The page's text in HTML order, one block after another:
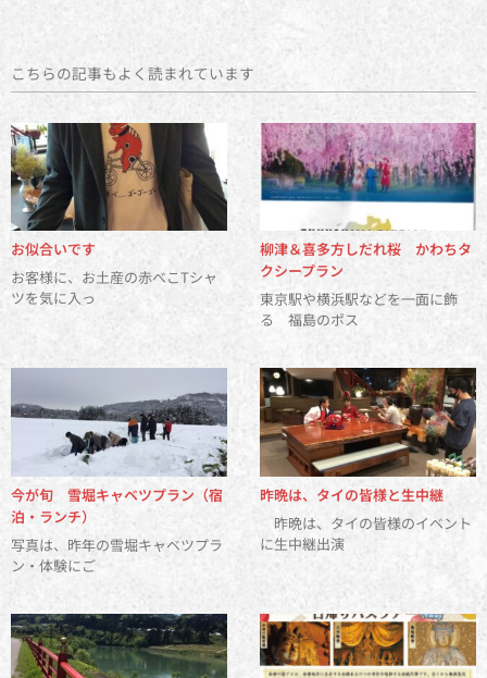
こちらの記事もよく読まれています
お似合いです
お客様に、お土産の赤べこTシャ
ツを気に入っ
柳津＆喜多方しだれ桜 かわちタ
クシープラン
東京駅や横浜駅などを一面に飾
る 福島のポス
今が旬 雪堀キャベツプラン（宿
泊・ランチ）
写真は、昨年の雪堀キャベツプラ
ン・体験にご
昨晩は、タイの皆様と生中継
昨晩は、タイの皆様のイベント
に生中継出演